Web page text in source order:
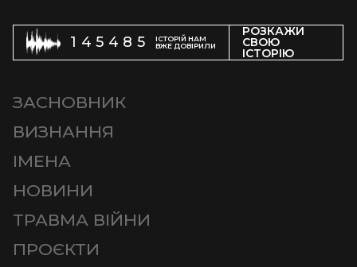
145485
ІСТОРІЙ НАМ
ВЖЕ ДОВІРИЛИ
РОЗКАЖИ
СВОЮ
ІСТОРІЮ
ЗАСНОВНИК
ВИЗНАННЯ
ІМЕНА
НОВИНИ
ТРАВМА ВІЙНИ
ПРОЄКТИ